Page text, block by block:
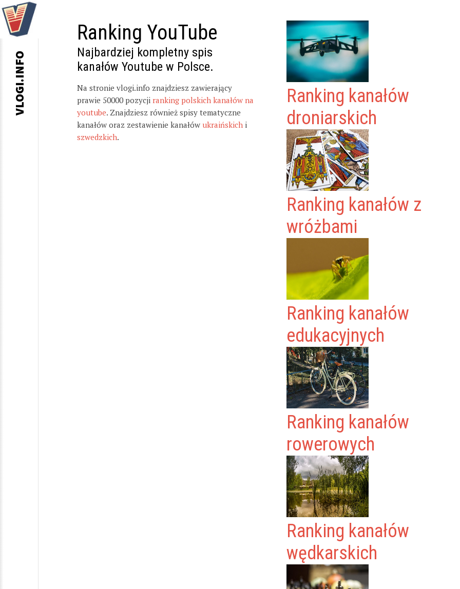
Ranking YouTube
Najbardziej kompletny spis
kanałów Youtube w Polsce.
Na stronie vlogi.info znajdziesz zawierający
prawie 50000 pozycji ranking polskich kanałów na
youtube. Znajdziesz również spisy tematyczne
kanałów oraz zestawienie kanałów ukraińskich i
szwedzkich.
Ranking kanałów
droniarskich
Ranking kanałów z
wróżbami
Ranking kanałów
edukacyjnych
Ranking kanałów
rowerowych
Ranking kanałów
wędkarskich
VLOGI.INFO